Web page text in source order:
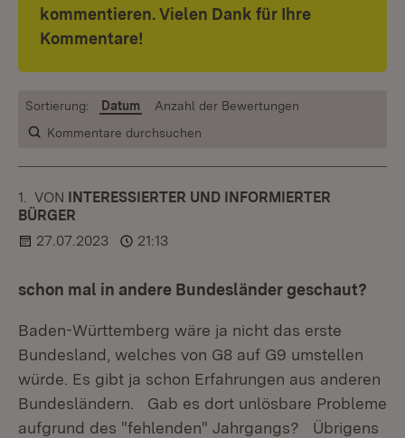
kommentieren. Vielen Dank für Ihre
Kommentare!
Kommentare durchsuchen
Sortierung: Datum Anzahl der Bewertungen
1. KOMMENTAR
VON :INTERESSIERTER UND INFORMIERTER
BÜRGER
27.07.2023
21:13
schon mal in andere Bundesländer geschaut?
Baden-Württemberg wäre ja nicht das erste
Bundesland, welches von G8 auf G9 umstellen
würde. Es gibt ja schon Erfahrungen aus anderen
Bundesländern. Gab es dort unlösbare Probleme
aufgrund des "fehlenden" Jahrgangs? Übrigens